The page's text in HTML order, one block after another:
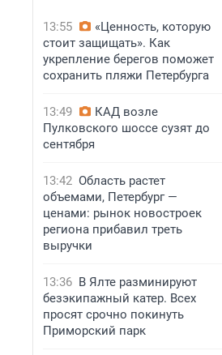
13:55
«Ценность, которую
стоит защищать». Как
укрепление берегов поможет
сохранить пляжи Петербурга
13:49
КАД возле
Пулковского шоссе сузят до
сентября
13:42 Область растет
объемами, Петербург —
ценами: рынок новостроек
региона прибавил треть
выручки
13:36 В Ялте разминируют
безэкипажный катер. Всех
просят срочно покинуть
Приморский парк